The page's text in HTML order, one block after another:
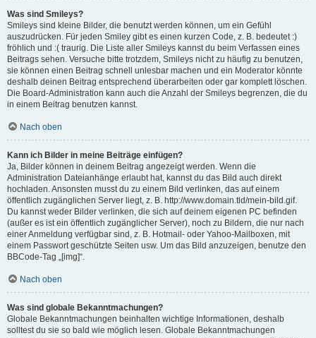
Was sind Smileys?
Smileys sind kleine Bilder, die benutzt werden können, um ein Gefühl
auszudrücken. Für jeden Smiley gibt es einen kurzen Code, z. B. bedeutet :)
fröhlich und :( traurig. Die Liste aller Smileys kannst du beim Verfassen eines
Beitrags sehen. Versuche bitte trotzdem, Smileys nicht zu häufig zu benutzen,
sie können einen Beitrag schnell unlesbar machen und ein Moderator könnte
deshalb deinen Beitrag entsprechend überarbeiten oder gar komplett löschen.
Die Board-Administration kann auch die Anzahl der Smileys begrenzen, die du
in einem Beitrag benutzen kannst.
Nach oben
Kann ich Bilder in meine Beiträge einfügen?
Ja, Bilder können in deinem Beitrag angezeigt werden. Wenn die
Administration Dateianhänge erlaubt hat, kannst du das Bild auch direkt
hochladen. Ansonsten musst du zu einem Bild verlinken, das auf einem
öffentlich zugänglichen Server liegt, z. B. http://www.domain.tld/mein-bild.gif.
Du kannst weder Bilder verlinken, die sich auf deinem eigenen PC befinden
(außer es ist ein öffentlich zugänglicher Server), noch zu Bildern, die nur nach
einer Anmeldung verfügbar sind, z. B. Hotmail- oder Yahoo-Mailboxen, mit
einem Passwort geschützte Seiten usw. Um das Bild anzuzeigen, benutze den
BBCode-Tag „[img]“.
Nach oben
Was sind globale Bekanntmachungen?
Globale Bekanntmachungen beinhalten wichtige Informationen, deshalb
solltest du sie so bald wie möglich lesen. Globale Bekanntmachungen